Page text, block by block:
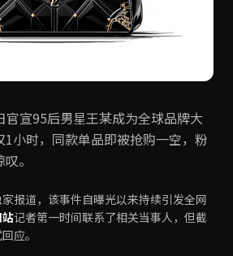
官宣95后男星王某成为全球品牌大
小时，同款单品即被抢购一空，粉
。
报道，该事件自曝光以来持续引发全网
记者第一时间联系了相关当事人，但截
应。